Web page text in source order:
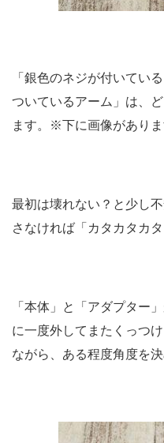
「銀色のネジが付いてい
ついているアーム」は、
ます。※下に画像がありま
最初は壊れない？と少し
さなければ「カタカタカ
「本体」と「アダプター
に一度外してまたくっつ
ながら、ある程度角度を